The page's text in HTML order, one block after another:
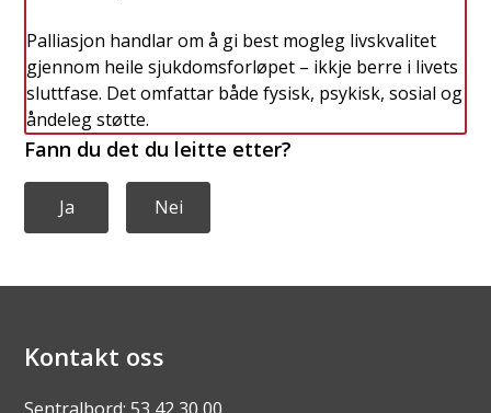
Palliasjon handlar om å gi best mogleg livskvalitet
gjennom heile sjukdomsforløpet – ikkje berre i livets
sluttfase. Det omfattar både fysisk, psykisk, sosial og
åndeleg støtte.
Fann du det du leitte etter?
Ja Nei
Kontakt oss